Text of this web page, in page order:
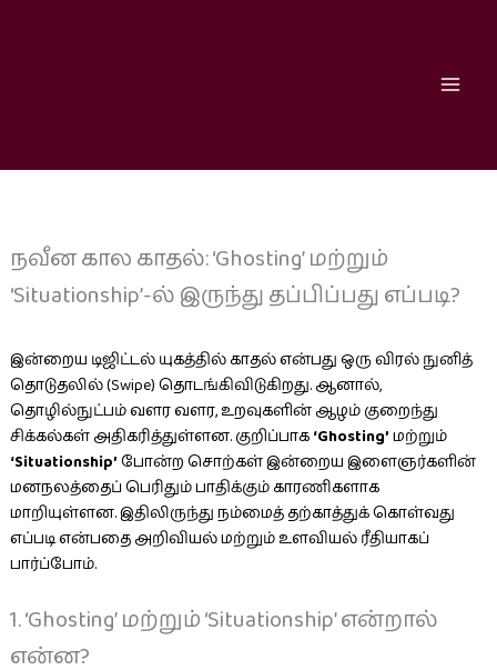
நவீன கால காதல்: ‘Ghosting’ மற்றும்
‘Situationship’-ல் இருந்து தப்பிப்பது எப்படி?
இன்றைய டிஜிட்டல் யுகத்தில் காதல் என்பது ஒரு விரல் நுனித்
தொடுதலில் (Swipe) தொடங்கிவிடுகிறது. ஆனால்,
தொழில்நுட்பம் வளர வளர, உறவுகளின் ஆழம் குறைந்து
சிக்கல்கள் அதிகரித்துள்ளன. குறிப்பாக‘Ghosting’மற்றும்
‘Situationship’போன்ற சொற்கள் இன்றைய இளைஞர்களின்
மனநலத்தைப் பெரிதும் பாதிக்கும் காரணிகளாக
மாறியுள்ளன. இதிலிருந்து நம்மைத் தற்காத்துக் கொள்வது
எப்படி என்பதை அறிவியல் மற்றும் உளவியல் ரீதியாகப்
பார்ப்போம்.
1. ‘Ghosting’ மற்றும் ‘Situationship’ என்றால்
என்ன?